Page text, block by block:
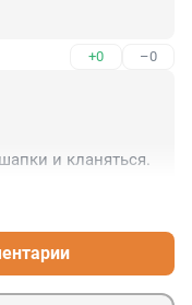
+0 –0
и кланяться.